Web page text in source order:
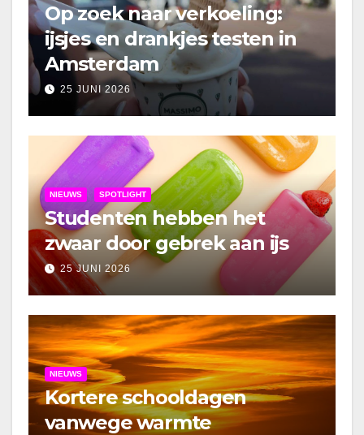
Op zoek naar verkoeling:
ijsjes en drankjes testen in
Amsterdam
25 JUNI 2026
NIEUWS SPOTLIGHT
Studenten hebben het
zwaar door gebrek aan ijs
25 JUNI 2026
NIEUWS
Kortere schooldagen
vanwege warmte